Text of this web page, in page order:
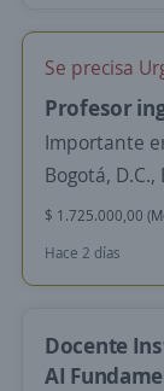
Se precisa
Profesor
Importante
Bogotá, D.C.,
$ 1.725.000,00
Hace 2 días
Docente
AI